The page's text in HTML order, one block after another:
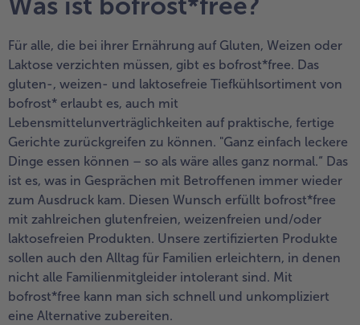
alle Wein & Spirituosen
alle Küchenutensilien
Kuchen & Torten
alle Kuchen & Torten
alle BIO
alle bofrost*free
High Protein
bofrost*plus.
alle bofrost*plus.
Pflanzliche Alternativprodukte
alle Pflanzliche Alternativprodukte
Heißluftfritteuse
alle Heißluftfritteuse
Für alle, die bei ihrer Ernährung auf Gluten, Weizen oder
Laktose verzichten müssen, gibt es bofrost*free. Das
gluten-, weizen- und laktosefreie Tiefkühlsortiment von
bofrost* erlaubt es, auch mit
Lebensmittelunverträglichkeiten auf praktische, fertige
Gerichte zurückgreifen zu können. "Ganz einfach leckere
Dinge essen können – so als wäre alles ganz normal.“ Das
ist es, was in Gesprächen mit Betroffenen immer wieder
zum Ausdruck kam. Diesen Wunsch erfüllt bofrost*free
mit zahlreichen glutenfreien, weizenfreien und/oder
laktosefreien Produkten. Unsere zertifizierten Produkte
sollen auch den Alltag für Familien erleichtern, in denen
nicht alle Familienmitgleider intolerant sind. Mit
bofrost*free kann man sich schnell und unkompliziert
eine Alternative zubereiten.